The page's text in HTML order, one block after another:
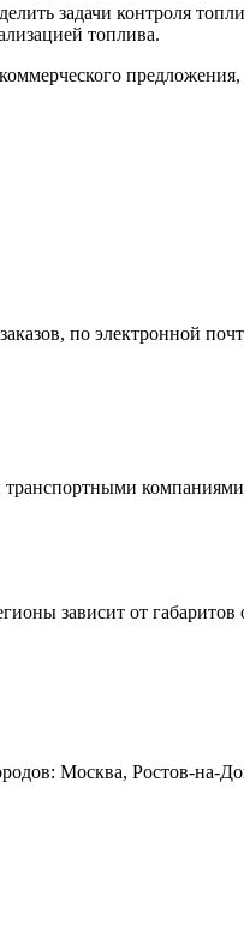
задачи контроля
топлива.
по электронной
транспортными
зависит от
Москва, Ростов-на-